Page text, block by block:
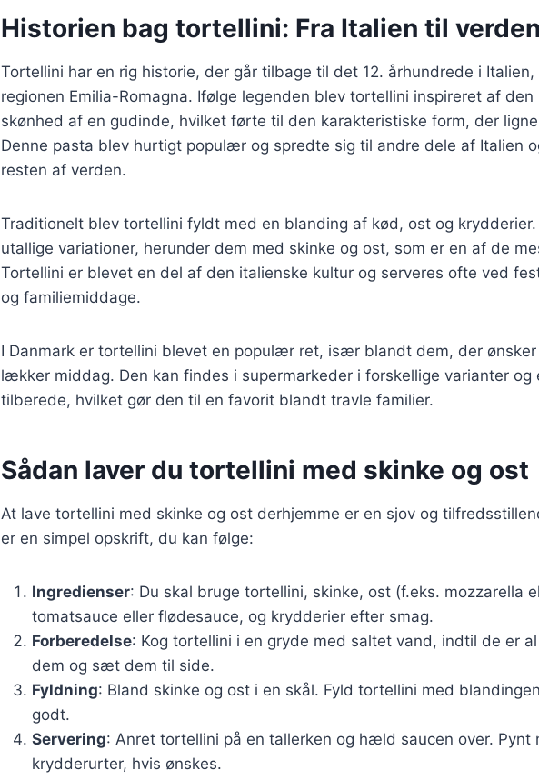
Historien bag tortellini: Fra Italien til verden
Tortellini har en rig historie, der går tilbage til det 12. århundrede i Italien,
regionen Emilia-Romagna. Ifølge legenden blev tortellini inspireret af den
skønhed af en gudinde, hvilket førte til den karakteristiske form, der
Denne pasta blev hurtigt populær og spredte sig til andre dele af Italien
resten af verden.
Traditionelt blev tortellini fyldt med en blanding af kød, ost og
utallige variationer, herunder dem med skinke og ost, som er en af de
Tortellini er blevet en del af den italienske kultur og serveres ofte ved
og familiemiddage.
I Danmark er tortellini blevet en populær ret, især blandt dem, der
lækker middag. Den kan findes i supermarkeder i forskellige varianter og
tilberede, hvilket gør den til en favorit blandt travle familier.
Sådan laver du tortellini med skinke og ost
At lave tortellini med skinke og ost derhjemme er en sjov og
er en simpel opskrift, du kan følge:
Ingredienser: Du skal bruge tortellini, skinke, ost (f.eks. mozzarella
tomatsauce eller flødesauce, og krydderier efter smag.
Forberedelse: Kog tortellini i en gryde med saltet vand, indtil de er
dem og sæt dem til side.
Fyldning: Bland skinke og ost i en skål. Fyld tortellini med
godt.
Servering: Anret tortellini på en tallerken og hæld saucen over. Pynt
krydderurter, hvis ønskes.